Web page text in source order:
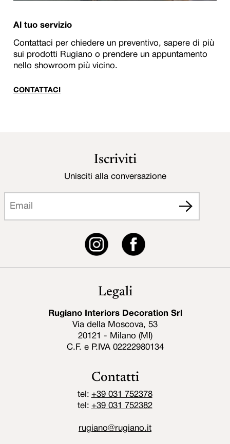
Al tuo servizio
Contattaci per chiedere un preventivo, sapere di più
sui prodotti Rugiano o prendere un appuntamento
nello showroom più vicino.
CONTATTACI
Legali
Rugiano Interiors Decoration Srl
Via della Moscova, 53
20121 - Milano (MI)
C.F. e P.IVA 02222980134
Contatti
tel: +39 031 752378
tel: +39 031 752382
rugiano@rugiano.it
Iscriviti
Unisciti alla conversazione